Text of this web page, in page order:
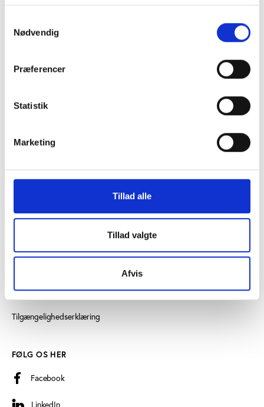
Nødvendig
Præferencer
Statistik
Marketing
Tillad alle
Tillad valgte
Afvis
Vester Allé 8B, 3. sal, 8000 Aarhus C
vifo@vifo.dk
Find medarbejder
Idrættens Analyseinstitut
Cookiedeklaration
Tilgængelighedserklæring
FØLG OS HER
Facebook
LinkedIn